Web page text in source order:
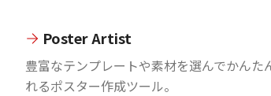
Poster Artist
豊富なテンプレートや素材を選んでかんた
れるポスター作成ツール。